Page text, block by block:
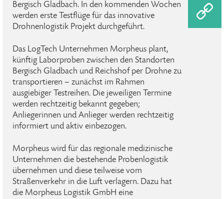
Bergisch Gladbach. In den kommenden Wochen
werden erste Testflüge für das innovative
Drohnenlogistik Projekt durchgeführt.
Das LogTech Unternehmen Morpheus plant,
künftig Laborproben zwischen den Standorten
Bergisch Gladbach und Reichshof per Drohne zu
transportieren – zunächst im Rahmen
ausgiebiger Testreihen. Die jeweiligen Termine
werden rechtzeitig bekannt gegeben;
Anliegerinnen und Anlieger werden rechtzeitig
informiert und aktiv einbezogen.
Morpheus wird für das regionale medizinische
Unternehmen die bestehende Probenlogistik
übernehmen und diese teilweise vom
Straßenverkehr in die Luft verlagern. Dazu hat
die Morpheus Logistik GmbH eine